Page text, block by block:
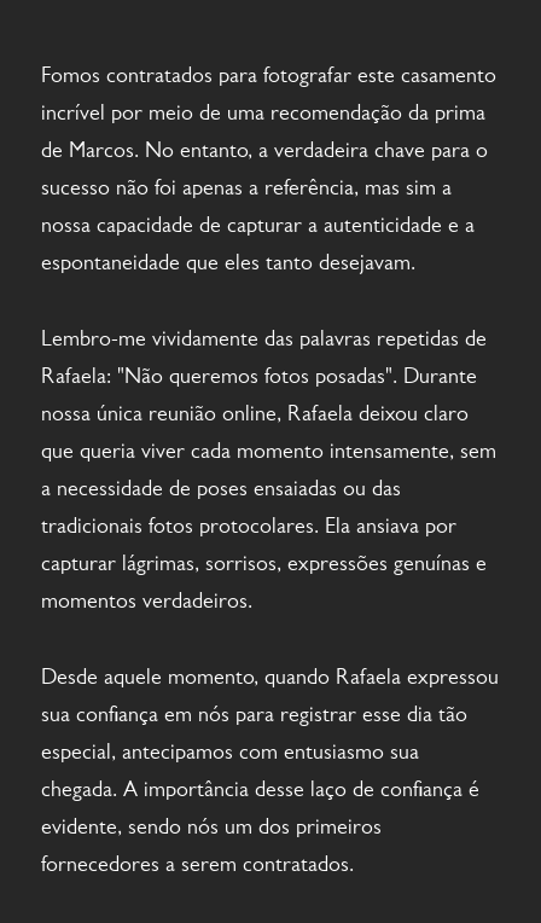
Fomos contratados para fotografar este casamento
incrível por meio de uma recomendação da prima
de Marcos. No entanto, a verdadeira chave para o
sucesso não foi apenas a referência, mas sim a
nossa capacidade de capturar a autenticidade e a
espontaneidade que eles tanto desejavam.
Lembro-me vividamente das palavras repetidas de
Rafaela: "Não queremos fotos posadas". Durante
nossa única reunião online, Rafaela deixou claro
que queria viver cada momento intensamente, sem
a necessidade de poses ensaiadas ou das
tradicionais fotos protocolares. Ela ansiava por
capturar lágrimas, sorrisos, expressões genuínas e
momentos verdadeiros.
Desde aquele momento, quando Rafaela expressou
sua confiança em nós para registrar esse dia tão
especial, antecipamos com entusiasmo sua
chegada. A importância desse laço de confiança é
evidente, sendo nós um dos primeiros
fornecedores a serem contratados.